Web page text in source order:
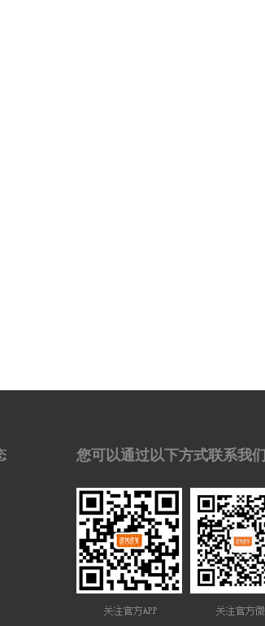
您可以通过以下方式联系我们